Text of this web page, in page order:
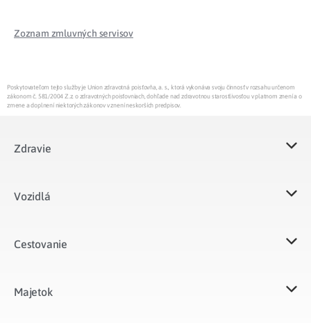
Zoznam zmluvných servisov
Poskytovateľom tejto služby je Union zdravotná poisťovňa, a. s., ktorá vykonáva svoju činnosť v rozsahu určenom
zákonom č. 581/2004 Z.z. o zdravotných poisťovniach, dohľade nad zdravotnou starostlivosťou v platnom znení a o
zmene a doplnení niektorých zákonov v znení neskorších predpisov.
Zdravie
Vozidlá​
Cestovanie
Majetok​